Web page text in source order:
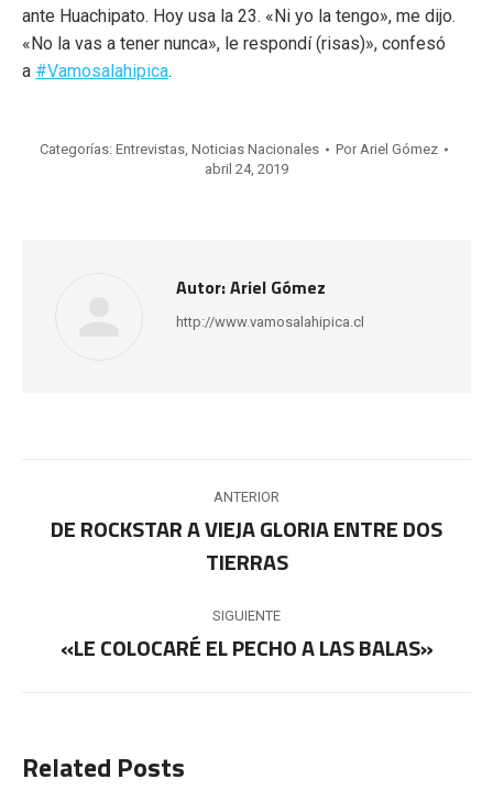
ante Huachipato. Hoy usa la 23. «Ni yo la tengo», me dijo.
«No la vas a tener nunca», le respondí (risas)», confesó
a #Vamosalahipica.
Categorías: Entrevistas, Noticias Nacionales PorAriel Gómez
abril 24, 2019
Autor:Ariel Gómez
http://www.vamosalahipica.cl
entre
publicaciones
ANTERIOR
anterior:
DE ROCKSTAR A VIEJA GLORIA ENTRE DOS
TIERRAS
SIGUIENTE
Publicación
«LE COLOCARÉ EL PECHO A LAS BALAS»
Related Posts